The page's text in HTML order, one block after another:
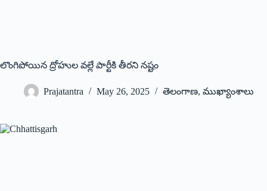
లొంగిపోయిన ద్రోహుల వ‌ల్లే పార్టీకి తీర‌ని న‌ష్టం
Prajatantra May 26, 2025 తెలంగాణ, ముఖ్యాంశాలు